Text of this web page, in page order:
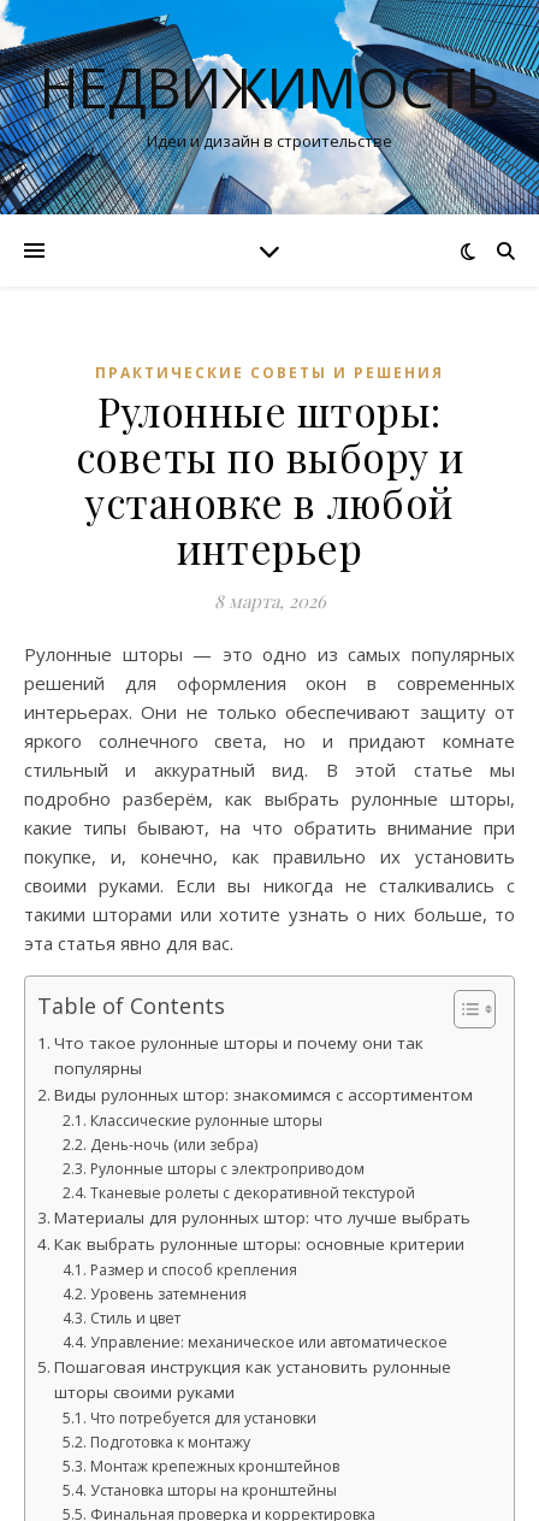
НЕДВИЖИМОСТЬ
Идеи и дизайн в строительстве
ПРАКТИЧЕСКИЕ СОВЕТЫ И РЕШЕНИЯ
Рулонные шторы:
советы по выбору и
установке в любой
интерьер
8 марта, 2026
Рулонные шторы — это одно из самых популярных
решений для оформления окон в современных
интерьерах. Они не только обеспечивают защиту от
яркого солнечного света, но и придают комнате
стильный и аккуратный вид. В этой статье мы
подробно разберём, как выбрать рулонные шторы,
какие типы бывают, на что обратить внимание при
покупке, и, конечно, как правильно их установить
своими руками. Если вы никогда не сталкивались с
такими шторами или хотите узнать о них больше, то
эта статья явно для вас.
Table of Contents
Что такое рулонные шторы и почему они так
популярны
Виды рулонных штор: знакомимся с ассортиментом
Классические рулонные шторы
День-ночь (или зебра)
Рулонные шторы с электроприводом
Тканевые ролеты с декоративной текстурой
Материалы для рулонных штор: что лучше выбрать
Как выбрать рулонные шторы: основные критерии
Размер и способ крепления
Уровень затемнения
Стиль и цвет
Управление: механическое или автоматическое
Пошаговая инструкция как установить рулонные
шторы своими руками
Что потребуется для установки
Подготовка к монтажу
Монтаж крепежных кронштейнов
Установка шторы на кронштейны
Финальная проверка и корректировка